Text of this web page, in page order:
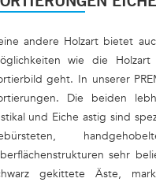
andere Holzart bietet
wie die
geht. In unserer
Die beiden
und Eiche astig sind
sehr
gekittete Äste,